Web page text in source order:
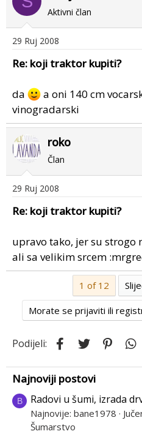
Aktivni član
29 Ruj 2008
Re: koji traktor kupiti?
da
a oni 140 cm
vinogradarski
roko
Član
29 Ruj 2008
Re: koji traktor kupiti?
upravo tako, jer su
ali sa velikim srcem
1 of 12
Morate se prijaviti ili
Podijeli: Facebook
Twitter
Najnoviji postovi
B Radovi u šumi, izrada
Najnovije: bane1978
Šumarstvo